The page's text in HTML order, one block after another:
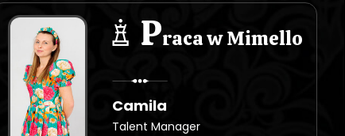
Praca w Mimello
Camila
Talent Manager